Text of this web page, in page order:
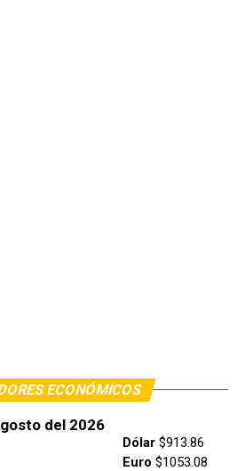
ECONÓMICOS
del 2026
Dólar$913.86
Euro $1053.08